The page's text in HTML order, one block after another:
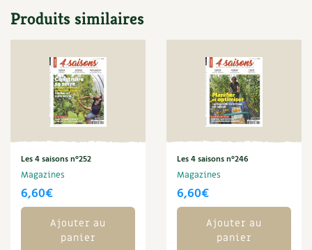
Gestion de l’eau
Décoration et petit bricolage
Santé et bien-être
Les plantes et leurs vertus
Soins et cosmétiques au naturel
Société et alternatives
Vivre l’écologie
Liste des pépiniéristes
Produits similaires
Les 4 saisons n°252
Magazines
6,60€
Ajouter au
panier
Les 4 saisons n°246
Magazines
6,60€
Ajouter au
panier